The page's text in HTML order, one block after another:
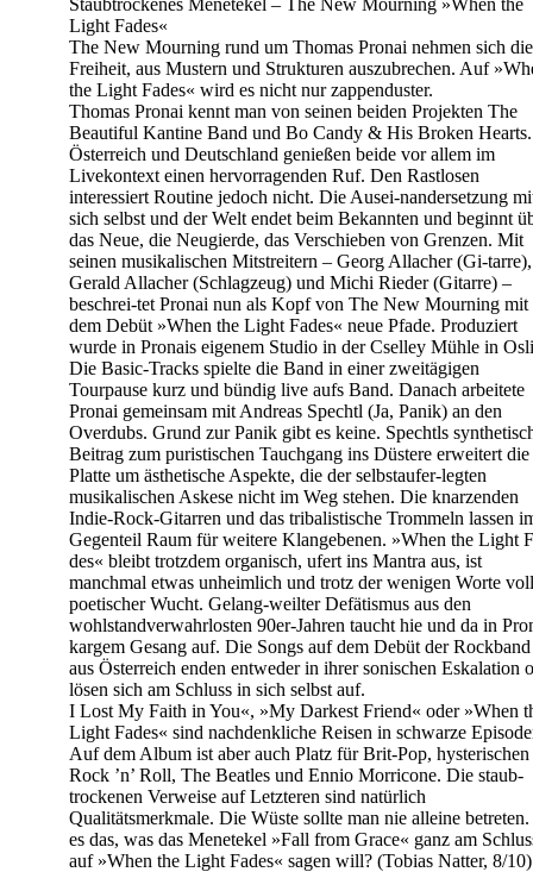
Light Fades«
The New Mourning rund um Thomas Pronai nehmen sich die
Freiheit, aus Mustern und Strukturen auszubrechen. Auf
the Light Fades« wird es nicht nur zappenduster.
Thomas Pronai kennt man von seinen beiden Projekten The
Beautiful Kantine Band und Bo Candy & His Broken
Österreich und Deutschland genießen beide vor allem im
Livekontext einen hervorragenden Ruf. Den Rastlosen
interessiert Routine jedoch nicht. Die Ausei-nandersetzung
sich selbst und der Welt endet beim Bekannten und beginnt
das Neue, die Neugierde, das Verschieben von Grenzen. Mit
seinen musikalischen Mitstreitern – Georg Allacher (Gi-tarre),
Gerald Allacher (Schlagzeug) und Michi Rieder (Gitarre) –
beschrei-tet Pronai nun als Kopf von The New Mourning mit
dem Debüt »When the Light Fades« neue Pfade. Produziert
wurde in Pronais eigenem Studio in der Cselley Mühle in
Die Basic-Tracks spielte die Band in einer zweitägigen
Tourpause kurz und bündig live aufs Band. Danach arbeitete
Pronai gemeinsam mit Andreas Spechtl (Ja, Panik) an den
Overdubs. Grund zur Panik gibt es keine. Spechtls
Beitrag zum puristischen Tauchgang ins Düstere erweitert die
Platte um ästhetische Aspekte, die der selbstaufer-legten
musikalischen Askese nicht im Weg stehen. Die knarzenden
Indie-Rock-Gitarren und das tribalistische Trommeln lassen
Gegenteil Raum für weitere Klangebenen. »When the Light
des« bleibt trotzdem organisch, ufert ins Mantra aus, ist
manchmal etwas unheimlich und trotz der wenigen Worte voll
poetischer Wucht. Gelang-weilter Defätismus aus den
wohlstandverwahrlosten 90er-Jahren taucht hie und da in
kargem Gesang auf. Die Songs auf dem Debüt der Rockband
aus Österreich enden entweder in ihrer sonischen Eskalation
lösen sich am Schluss in sich selbst auf.
I Lost My Faith in You«, »My Darkest Friend« oder »When
Light Fades« sind nachdenkliche Reisen in schwarze
Auf dem Album ist aber auch Platz für Brit-Pop, hysterischen
Rock ’n’ Roll, The Beatles und Ennio Morricone. Die staub-
trockenen Verweise auf Letzteren sind natürlich
Qualitätsmerkmale. Die Wüste sollte man nie alleine betreten.
es das, was das Menetekel »Fall from Grace« ganz am
auf »When the Light Fades« sagen will? (Tobias Natter, 8/10)